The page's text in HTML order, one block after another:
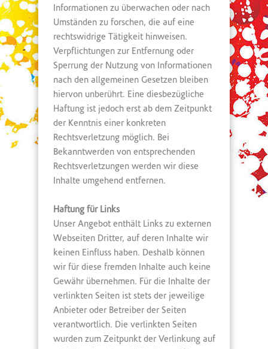
Informationen zu überwachen oder nach
Umständen zu forschen, die auf eine
rechtswidrige Tätigkeit hinweisen.
Verpflichtungen zur Entfernung oder
Sperrung der Nutzung von Informationen
nach den allgemeinen Gesetzen bleiben
hiervon unberührt. Eine diesbezügliche
Haftung ist jedoch erst ab dem Zeitpunkt
der Kenntnis einer konkreten
Rechtsverletzung möglich. Bei
Bekanntwerden von entsprechenden
Rechtsverletzungen werden wir diese
Inhalte umgehend entfernen.
Haftung für Links
Unser Angebot enthält Links zu externen
Webseiten Dritter, auf deren Inhalte wir
keinen Einfluss haben. Deshalb können
wir für diese fremden Inhalte auch keine
Gewähr übernehmen. Für die Inhalte der
verlinkten Seiten ist stets der jeweilige
Anbieter oder Betreiber der Seiten
verantwortlich. Die verlinkten Seiten
wurden zum Zeitpunkt der Verlinkung auf